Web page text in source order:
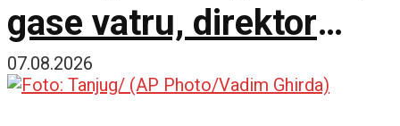
gase vatru, direktor
policije obišao požarište
07.08.2026